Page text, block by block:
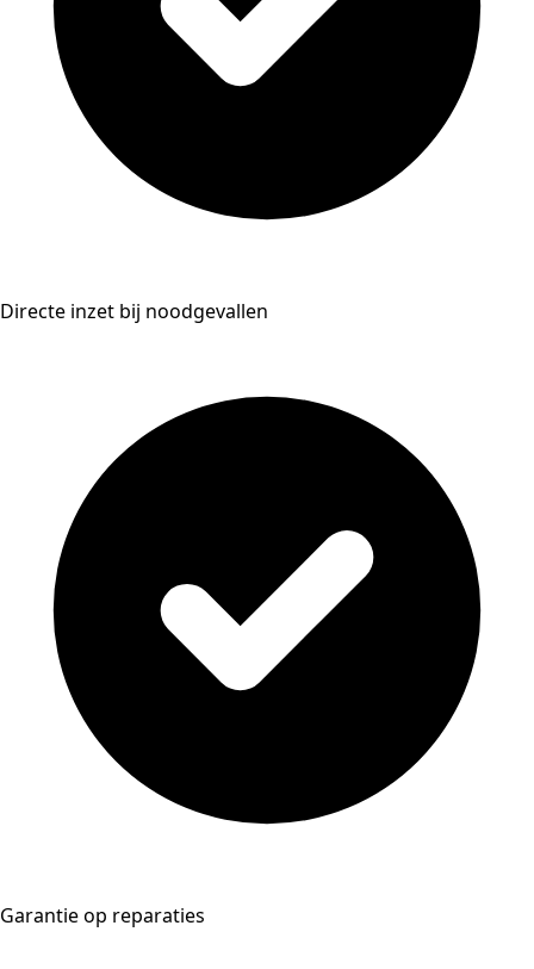
Directe inzet bij noodgevallen
Garantie op reparaties